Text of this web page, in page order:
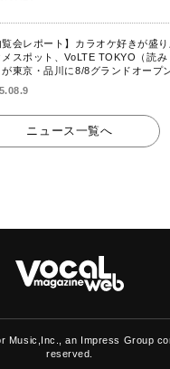
覧会レポート】カラオケ好きが盛
メスポット、VoLTE TOKYO（読み
が東京・品川に8/8グランドオープ
ニュース一覧へ
Music,Inc., an Impress Group
reserved.